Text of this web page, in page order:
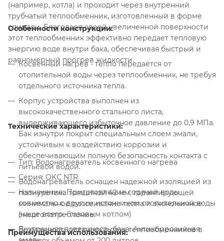
(например, котла) и проходит через внутренний
трубчатый теплообменник, изготовленный в форме
спирали. Благодаря своей увеличенной поверхности
этот теплообменник эффективно передает тепловую
энергию воде внутри бака, обеспечивая быстрый и
равномерный прогрев жидкости.
Особенности конструкции:
Косвенный нагрев - тепло передаётся от
отопительной воды через теплообменник, не требуя
отдельного источника тепла.
Корпус устройства выполнен из
высококачественного стального листа,
выдерживающего избыточное давление до 0,9 МПа.
Бак изнутри покрыт специальным слоем эмали,
устойчивым к воздействию коррозии и
обеспечивающим полную безопасность контакта с
питьевой водой.
Водонагреватель оснащен надежной изоляцией из
полиуретана толщиной 42 мм, гарантирующей
минимальное рассеивание тепла и экономичное
энергопотребление.
Возможность установки двух теплообменников в
Технические характеристики:
Тип: Водонагреватель косвенного нагрева
Серия: OKC NTR
Назначение: Приготовление горячей воды
совместно с другим источником отопительной воды
(чаще всего - газовым котлом)
Внутренняя поверхность бака: Антикоррозийная
Преимущества использования: